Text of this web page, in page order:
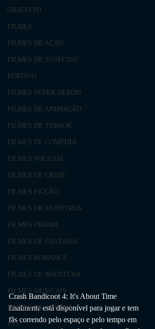
GRATUITO
FILMES
FILMES DE AÇÃO
FILMES DE SUSPENSE
FURTIVO
FILMES SUPER HERÓIS
FILMES DE ANIMAÇÃO
FILMES DE TERROR
FILMES DE COMÉDIA
FILMES POLICIAL
FILMES DE CRIME
FILMES FICÇÃO
FILMES DE MONSTROS
FILMES DRAMA
FILMES DE FANTASIA
FILMES ROMANCE
FILMES DE AVENTURA
FILMES MUSICAIS
FILMES DE GUERRA
PS3
Crash Bandicoot 4: It's About Time
finalmente está disponível para jogar e tem
fãs correndo pelo espaço e pelo tempo em